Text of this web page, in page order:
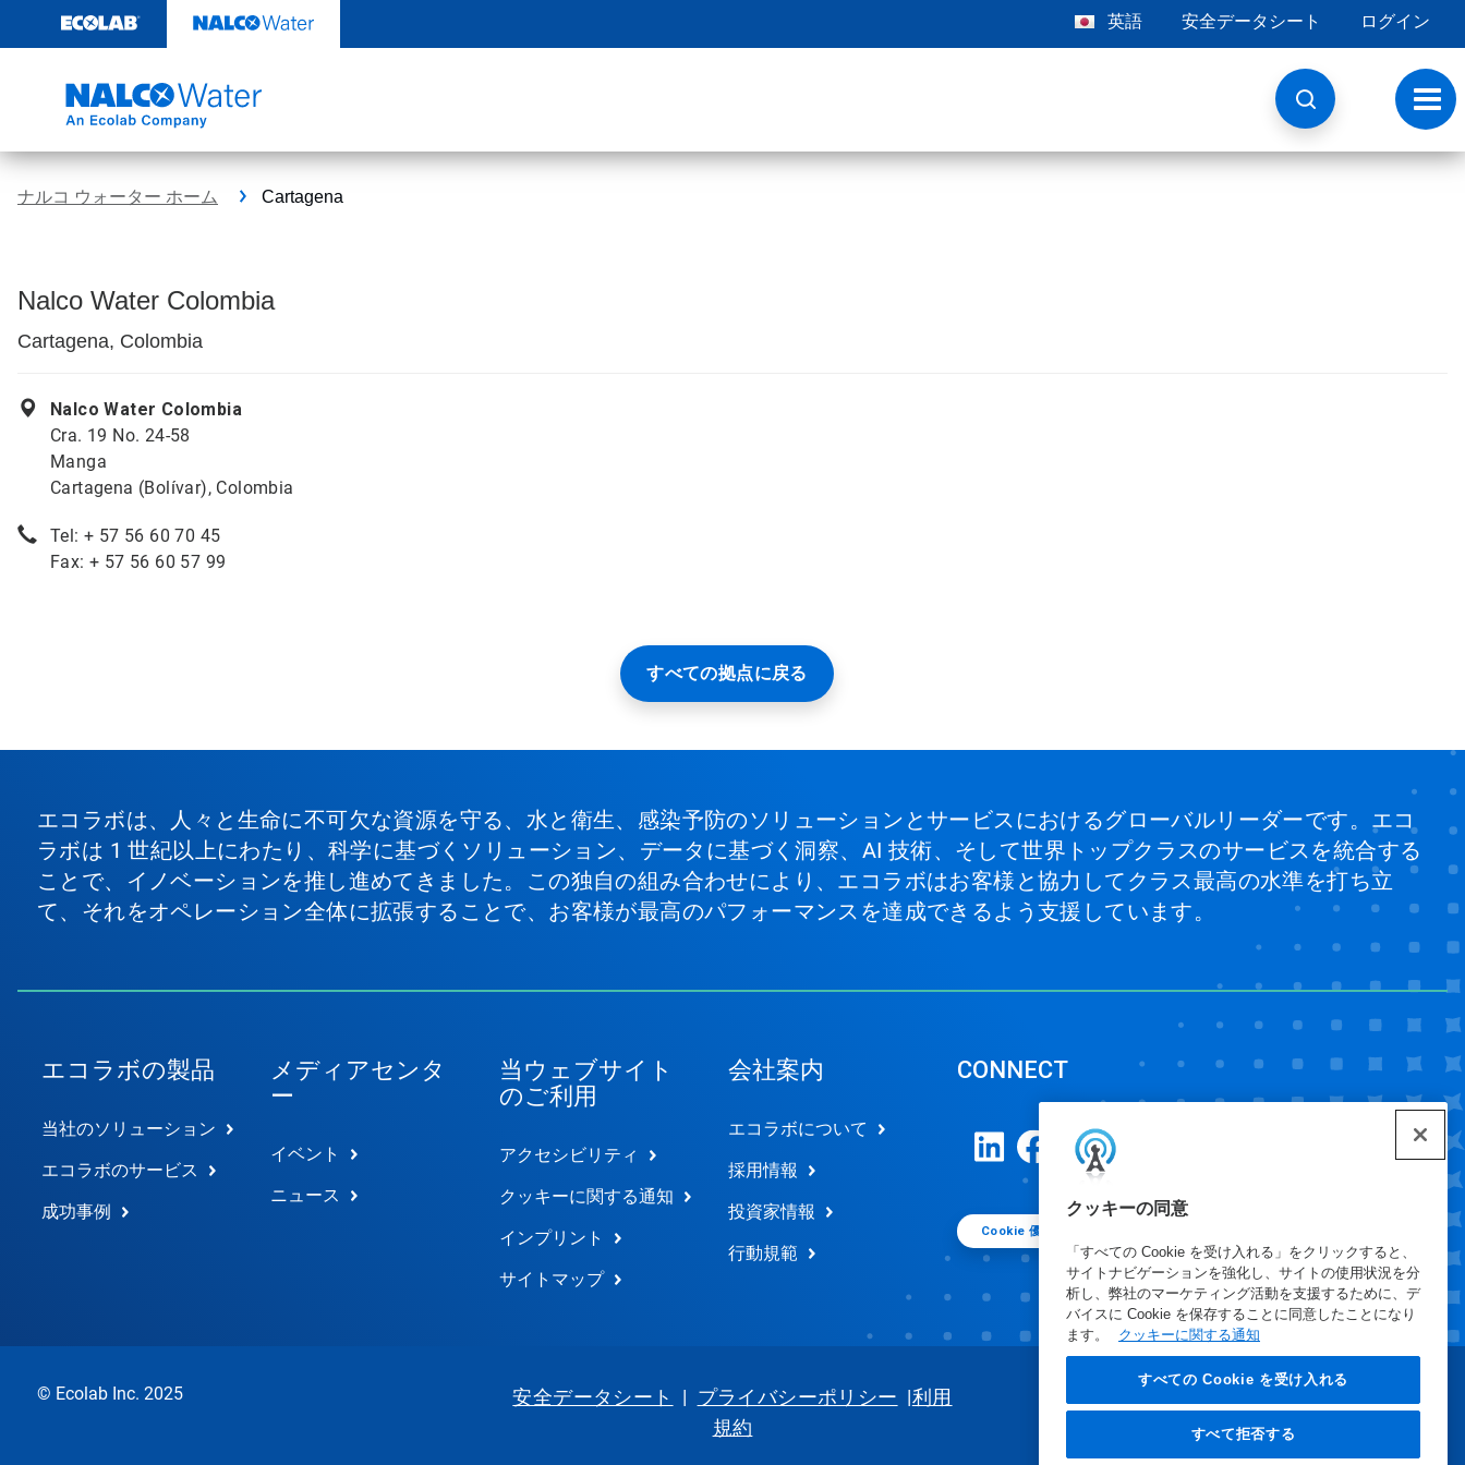
テ
る
クッキーの同意
「すべての Cookie を受け入れる」をクリックすると、
サイトナビゲーションを強化し、サイトの使用状況を分
析し、弊社のマーケティング活動を支援するために、デ
バイスに Cookie を保存することに同意したことになり
ます。
クッキーに関する通知
すべての Cookie を受け入れる
すべて拒否する
英語 安全データシート ログイン
ト
グ
ル
ナ
ナルコ ウォーター ホーム Cartagena
Nalco Water Colombia
Cartagena, Colombia
Nalco Water Colombia
Cra. 19 No. 24-58
Manga
Cartagena (Bolívar), Colombia
Tel: + 57 56 60 70 45
Fax: + 57 56 60 57 99
すべての拠点に戻る
エコラボは、人々と生命に不可欠な資源を守る、水と衛生、感染予防のソリューションとサービスにおけるグローバルリーダーです。エコ
ラボは 1 世紀以上にわたり、科学に基づくソリューション、データに基づく洞察、AI 技術、そして世界トップクラスのサービスを統合する
ことで、イノベーションを推し進めてきました。この独自の組み合わせにより、エコラボはお客様と協力してクラス最高の水準を打ち立
て、それをオペレーション全体に拡張することで、お客様が最高のパフォーマンスを達成できるよう支援しています。
エコラボの製品
当社のソリューション
エコラボのサービス
成功事例
メディアセンタ
ー
イベント
ニュース
当ウェブサイト
のご利用
アクセシビリティ
クッキーに関する通知
インプリント
サイトマップ
会社案内
エコラボについて
採用情報
投資家情報
行動規範
CONNECT
Cookie 優先設定
© Ecolab Inc. 2025 安全データシート | プライバシーポリシー |利用
規約